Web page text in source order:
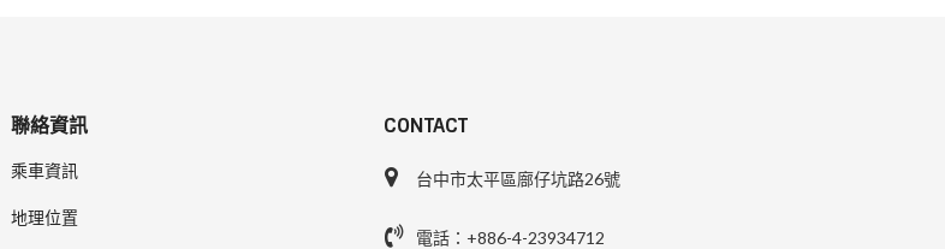
聯絡資訊
乘車資訊
地理位置
CONTACT
台中市太平區廍仔坑路26號
電話：+886-4-23934712